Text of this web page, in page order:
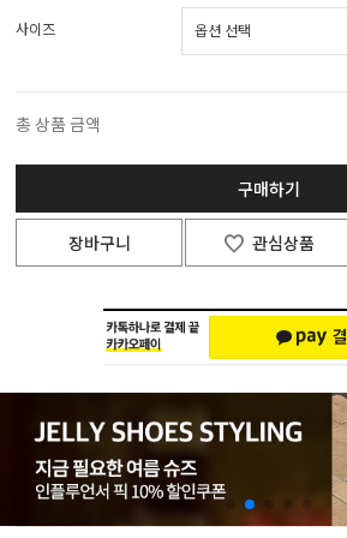
사이즈
총 상품 금액
구매하기
장바구니 관심상품